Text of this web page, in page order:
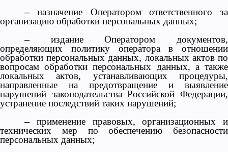
–назначение Оператором ответственного за
организацию обработки персональных данных;
– издание Оператором документов,
определяющих политику оператора в отношении
обработки персональных данных, локальных актов по
вопросам обработки персональных данных, а также
локальных актов, устанавливающих процедуры,
направленные на предотвращение и выявление
нарушений законодательства Российской Федерации,
устранение последствий таких нарушений;
– применение правовых, организационных и
технических мер по обеспечению безопасности
персональных данных;